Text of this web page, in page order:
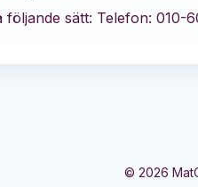
följande sätt: Telefon: 010-
© 2026